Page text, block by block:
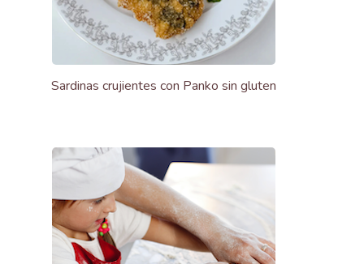
Sardinas crujientes con Panko sin gluten